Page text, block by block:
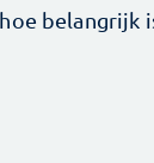
belangrijk